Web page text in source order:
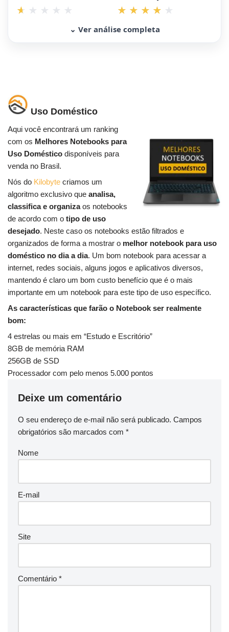
⌄ Ver análise completa
Uso Doméstico
Aqui você encontrará um ranking
com os Melhores Notebooks para
Uso Doméstico disponíveis para
venda no Brasil.
Nós do Kilobyte criamos um
algoritmo exclusivo que analisa,
classifica e organizaos notebooks
de acordo com o tipo de uso
desejado. Neste caso os notebooks estão filtrados e
organizados de forma a mostrar o melhor notebook para uso
doméstico no dia a dia. Um bom notebook para acessar a
internet, redes sociais, alguns jogos e aplicativos diversos,
mantendo é claro um bom custo benefício que é o mais
importante em um notebook para este tipo de uso específico.
As características que farão o Notebook ser realmente
bom:
4 estrelas ou mais em “Estudo e Escritório”
8GB de memória RAM
256GB de SSD
Processador com pelo menos 5.000 pontos
Deixe um comentário
O seu endereço de e-mail não será publicado. Campos
obrigatórios são marcados com *
Nome
E-mail
Site
Comentário *